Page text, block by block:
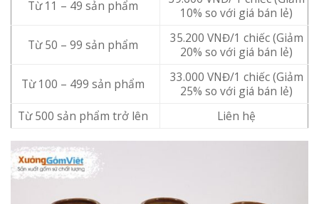
Từ 11 – 49 sản phẩm
10% so với giá bán lẻ)
Từ 50 – 99 sản phẩm
35.200 VNĐ/1 chiếc (Giảm
20% so với giá bán lẻ)
Từ 100 – 499 sản phẩm
33.000 VNĐ/1 chiếc (Giảm
25% so với giá bán lẻ)
Từ 500 sản phẩm trở lên
Liên hệ